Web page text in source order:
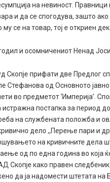
на невиност.
и да се спогодува, зашто ако
се на товар, тој е откриен
и осомничениот Ненад
Скопје прифати две Предлог
Стефанова од Основното
во предметот ‘Империја’.
постапка за период
на службената положба и
дело ,,Перење пари и
на кривичните дела
од по една година во која
Скопје како правен
да ја надомести штетата на